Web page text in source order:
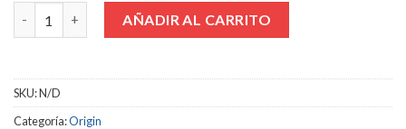
White Origin / Unisex Hoodie cantidad
AÑADIR AL CARRITO
SKU:N/D
Categoría:Origin